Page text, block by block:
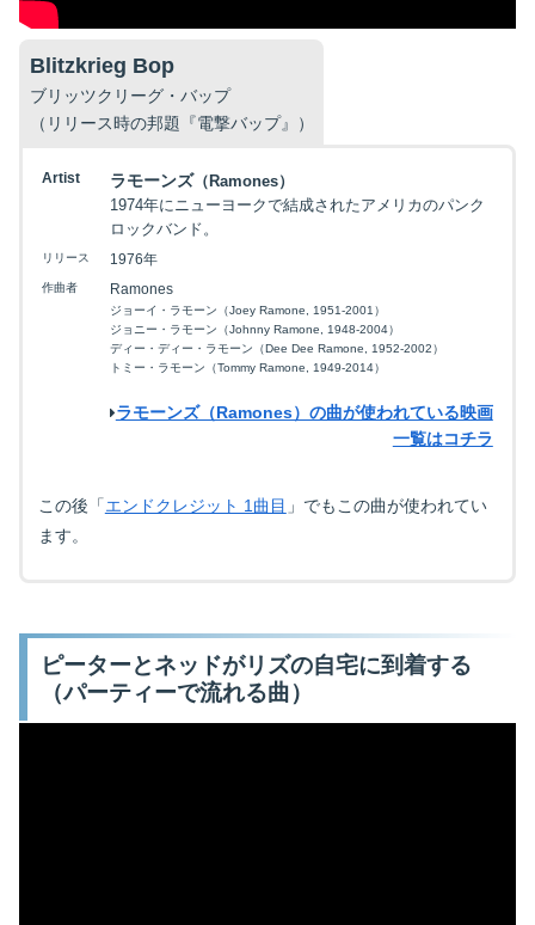
Blitzkrieg Bop
ブリッツクリーグ・バップ
（リリース時の邦題『電撃バップ』）
Artist ラモーンズ（Ramones）
1974年にニューヨークで結成されたアメリカのパンク
ロックバンド。
リリース 1976年
作曲者 Ramones
ジョーイ・ラモーン（Joey Ramone, 1951-2001）
ジョニー・ラモーン（Johnny Ramone, 1948-2004）
ディー・ディー・ラモーン（Dee Dee Ramone, 1952-2002）
トミー・ラモーン（Tommy Ramone, 1949-2014）
ラモーンズ（Ramones）の曲が使われている映画
一覧はコチラ
この後「エンドクレジット 1曲目 」でもこの曲が使われてい
ます。
ピーターとネッドがリズの自宅に到着する
（パーティーで流れる曲）